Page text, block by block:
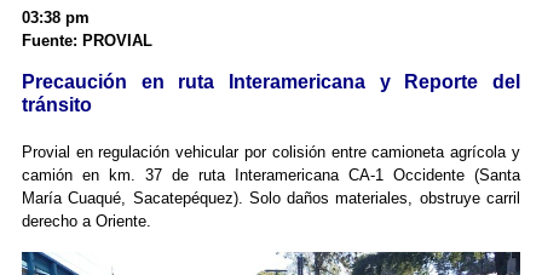
03:38 pm
Fuente: PROVIAL
Precaución en ruta Interamericana y Reporte del
tránsito
Provial en regulación vehicular por colisión entre camioneta agrícola y
camión en km. 37 de ruta Interamericana CA-1 Occidente (Santa
María Cuaqué, Sacatepéquez). Solo daños materiales, obstruye carril
derecho a Oriente.